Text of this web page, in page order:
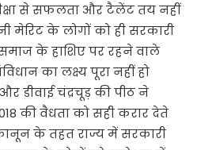
से सफलता और टैलेंट तय नहीं
मेरिट के लोगों को ही सरकारी
के हाशिए पर रहने वाले
का लक्ष्य पूरा नहीं हो
डीवाई चंद्रचूड़ की पीठ ने
की वैधता को सही करार देते
के तहत राज्य में सरकारी